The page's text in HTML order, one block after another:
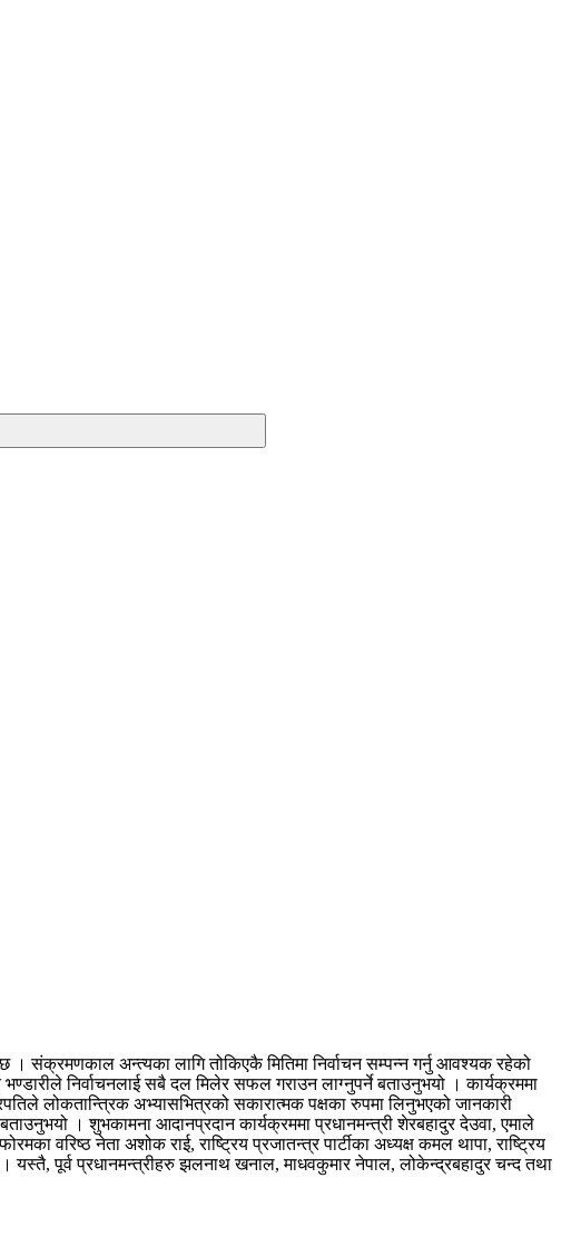
छ । संक्रमणकाल अन्त्यका लागि तोकिएकै मितिमा निर्वाचन सम्पन्न गर्नु आवश्यक रहेको
निर्वाचनलाई सबै दल मिलेर सफल गराउन लाग्नुपर्ने बताउनुभयो । कार्यक्रममा
लोकतान्त्रिक अभ्यासभित्रको सकारात्मक पक्षका रुपमा लिनुभएको जानकारी
। शुभकामना आदानप्रदान कार्यक्रममा प्रधानमन्त्री शेरबहादुर देउवा, एमाले
वरिष्ठ नेता अशोक राई, राष्ट्रिय प्रजातन्त्र पार्टीका अध्यक्ष कमल थापा, राष्ट्रिय
। यस्तै, पूर्व प्रधानमन्त्रीहरु झलनाथ खनाल, माधवकुमार नेपाल, लोकेन्द्रबहादुर चन्द तथा